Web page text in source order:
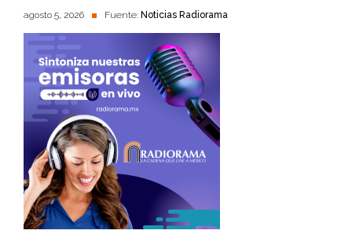
agosto 5, 2026 Fuente: Noticias Radiorama